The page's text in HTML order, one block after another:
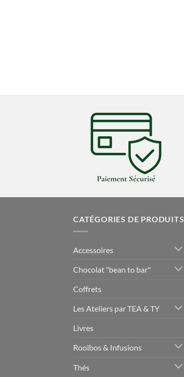
CATÉGORIES DE PRODUITS
Accessoires
Chocolat "bean to bar"
Coffrets
Les Ateliers par TEA & TY
Livres
Rooïbos & Infusions
Thés